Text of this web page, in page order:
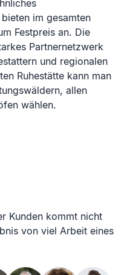
im gesamten
Festpreis an. Die
Partnernetzwerk
und regionalen
Ruhestätte kann man
allen
wählen.
Kunden kommt nicht
von viel Arbeit eines